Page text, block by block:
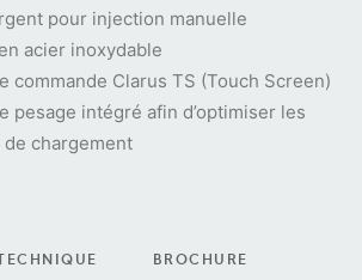
pour injection manuelle
acier inoxydable
commande Clarus TS (Touch Screen)
pesage intégré afin d’optimiser les
chargement
BROCHURE